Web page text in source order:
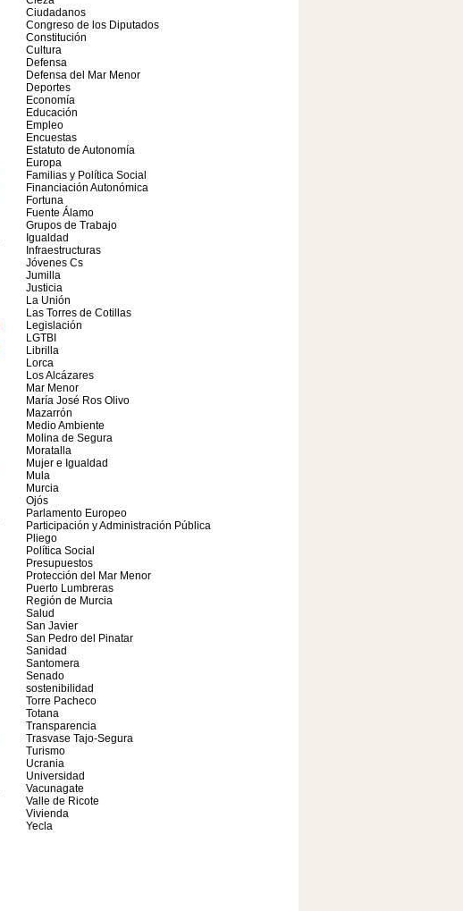
Ciudadanos
Congreso de los Diputados
Constitución
Cultura
Defensa
Defensa del Mar Menor
Deportes
Economía
Educación
Empleo
Encuestas
Estatuto de Autonomía
Europa
Familias y Política Social
Financiación Autonómica
Fortuna
Fuente Álamo
Grupos de Trabajo
Igualdad
Infraestructuras
Jóvenes Cs
Jumilla
Justicia
La Unión
Las Torres de Cotillas
Legislación
LGTBI
Librilla
Lorca
Los Alcázares
Mar Menor
María José Ros Olivo
Mazarrón
Medio Ambiente
Molina de Segura
Moratalla
Mujer e Igualdad
Mula
Murcia
Ojós
Parlamento Europeo
Participación y Administración Pública
Pliego
Política Social
Presupuestos
Protección del Mar Menor
Puerto Lumbreras
Región de Murcia
Salud
San Javier
San Pedro del Pinatar
Sanidad
Santomera
Senado
sostenibilidad
Torre Pacheco
Totana
Transparencia
Trasvase Tajo-Segura
Turismo
Ucrania
Universidad
Vacunagate
Valle de Ricote
Vivienda
Yecla